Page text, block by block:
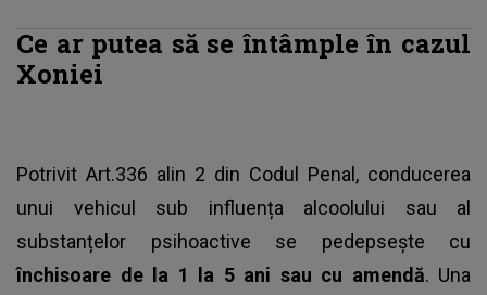
Ce ar putea să se întâmple în cazul
Xoniei
Potrivit Art.336 alin 2 din Codul Penal, conducerea
unui vehicul sub influența alcoolului sau al
substanțelor psihoactive se pedepsește cu
închisoare de la 1 la 5 ani sau cu amendă. Una